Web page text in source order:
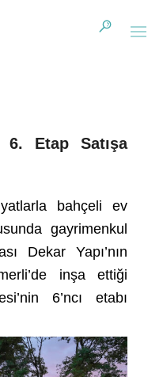
6. Etap Satışa
bahçeli ev
gayrimenkul
Dekar Yapı’nın
inşa ettiği
6’ncı etabı